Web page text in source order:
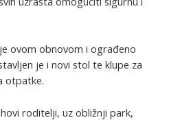
ovom obnovom i ograđeno
je i novi stol te klupe za
otpatke.
roditelji, uz obližnji park,